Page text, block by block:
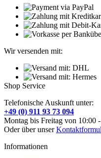
Wir versenden mit:
Shop Service
Telefonische Auskunft unter:
+49 (0) 911 93 73 094
Montag bis Freitag von 10:00
Oder über unser
Informationen